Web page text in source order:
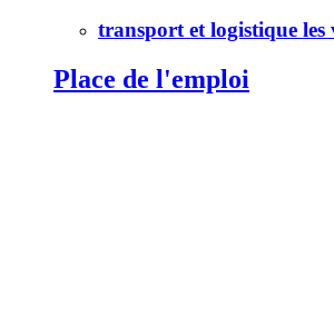
transport et logistique les
Place de l'emploi